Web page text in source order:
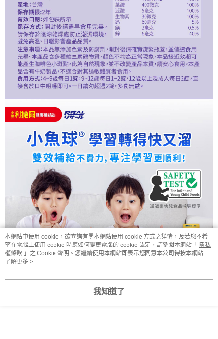
本網站中使用 cookie，欲查詢有關本網站使用 cookie 方式之詳情，及若您不希
望在電腦上使用 cookie 時應如何變更電腦的 cookie 設定，請參閱本網站「 隱私
權條款 」之 Cookie 聲明。您繼續使用本網站即表示您同意本公司得按本網站使
用條款之 Cookie 聲明使用 cookie。
了解更多 >
我知道了